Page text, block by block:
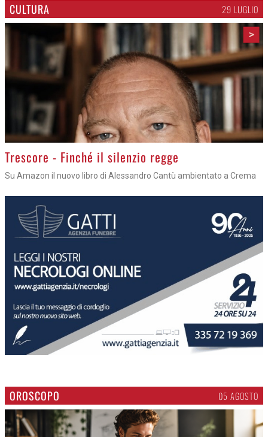
CULTURA 29 LUGLIO
>
Trescore - Finché il silenzio regge
Su Amazon il nuovo libro di Alessandro Cantù ambientato a Crema
OROSCOPO 05 AGOSTO